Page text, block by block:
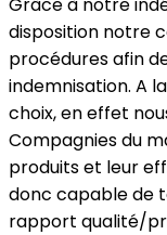
disposition notre
procédures afin
indemnisation. A
choix, en effet
Compagnies du
produits et leur
donc capable de
rapport qualité/